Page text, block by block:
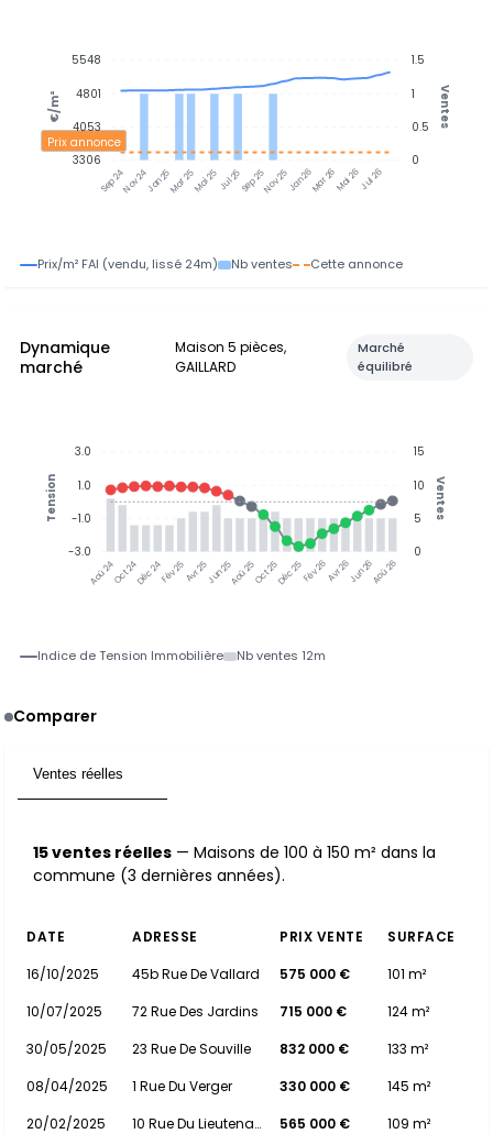
Sep 24Nov 24Jan 25Mar 25Mai 25Jul 25Sep 25Nov 25Jan 26Mar 26Mai 26Jul 26
Prix annonce
1.5
1
0.5
0
Ventes
5548
4801
4053
3306
€/m²
Prix/m² FAI (vendu, lissé 24m) Nb ventes Cette annonce
Dynamique
marché
Maison 5 pièces,
GAILLARD
Marché
équilibré
Aoû 24Oct 24Déc 24Fév 25Avr 25Jun 25Aoû 25Oct 25Déc 25Fév 26Avr 26Jun 26Aoû 26
15
10
5
0
Ventes
3.0
1.0
-1.0
-3.0
Tension
Indice de Tension Immobilière Nb ventes 12m
Comparer
Ventes réelles
15 ventes réelles — Maisons de 100 à 150 m² dans la
commune (3 dernières années).
DATE ADRESSE PRIX VENTE
SURFACE
16/10/2025
45b Rue De Vallard 575 000 €
101 m²
10/07/2025
72 Rue Des Jardins 715 000 €
124 m²
30/05/2025
23 Rue De Souville 832 000 €
133 m²
08/04/2025
1 Rue Du Verger 330 000 €
145 m²
20/02/2025
10 Rue Du Lieutenant Yvan Genot 565 000 €
109 m²